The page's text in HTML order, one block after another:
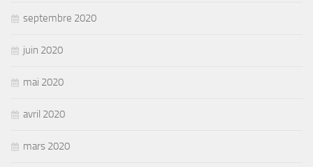
septembre 2020
juin 2020
mai 2020
avril 2020
mars 2020